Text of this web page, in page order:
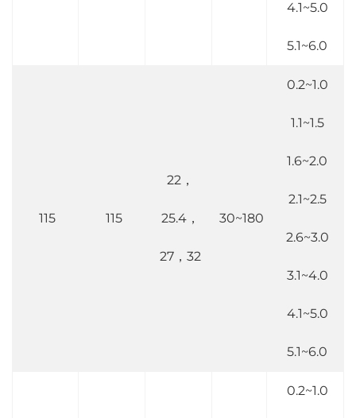
4.1~5.0
5.1~6.0
115 115
22，
25.4，
27，32
30~180
0.2~1.0
1.1~1.5
1.6~2.0
2.1~2.5
2.6~3.0
3.1~4.0
4.1~5.0
5.1~6.0
0.2~1.0